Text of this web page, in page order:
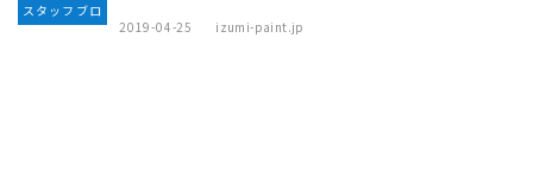
スタッフブロ
2019-04-25 izumi-paint.jp